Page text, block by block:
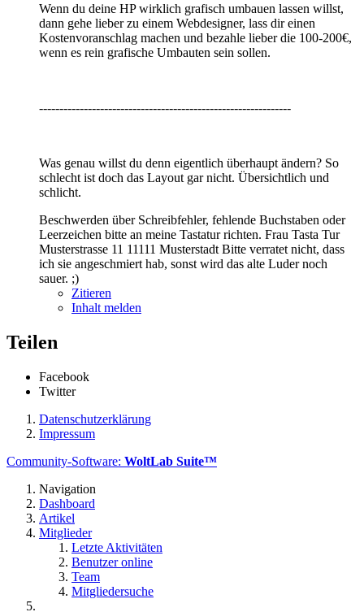
Wenn du deine HP wirklich grafisch umbauen lassen willst,
dann gehe lieber zu einem Webdesigner, lass dir einen
Kostenvoranschlag machen und bezahle lieber die 100-200€,
wenn es rein grafische Umbauten sein sollen.
--------------------------------------------------------------
Was genau willst du denn eigentlich überhaupt ändern? So
schlecht ist doch das Layout gar nicht. Übersichtlich und
schlicht.
Beschwerden über Schreibfehler, fehlende Buchstaben oder
Leerzeichen bitte an meine Tastatur richten. Frau Tasta Tur
Musterstrasse 11 11111 Musterstadt Bitte verratet nicht, dass
ich sie angeschmiert hab, sonst wird das alte Luder noch
sauer. ;)
Zitieren
Inhalt melden
Teilen
Facebook
Twitter
Datenschutzerklärung
Impressum
Community-Software: WoltLab Suite™
Navigation
Dashboard
Artikel
Mitglieder
Letzte Aktivitäten
Benutzer online
Team
Mitgliedersuche